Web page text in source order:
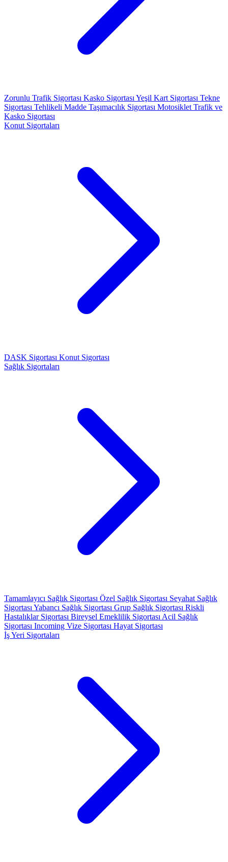
Zorunlu Trafik Sigortası Kasko Sigortası Yeşil Kart Sigortası Tekne
Sigortası Tehlikeli Madde Taşımacılık Sigortası Motosiklet Trafik ve
Kasko Sigortası
Konut Sigortaları
DASK Sigortası Konut Sigortası
Sağlık Sigortaları
Tamamlayıcı Sağlık Sigortası Özel Sağlık Sigortası Seyahat Sağlık
Sigortası Yabancı Sağlık Sigortası Grup Sağlık Sigortası Riskli
Hastalıklar Sigortası Bireysel Emeklilik Sigortası Acil Sağlık
Sigortası Incoming Vize Sigortası Hayat Sigortası
İş Yeri Sigortaları